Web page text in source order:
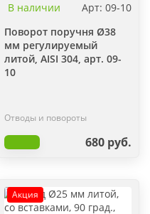
В наличии
Арт: 09-10
Поворот поручня Ø38
мм регулируемый
литой, AISI 304, арт. 09-
10
Отводы и повороты
680 руб.
Акция